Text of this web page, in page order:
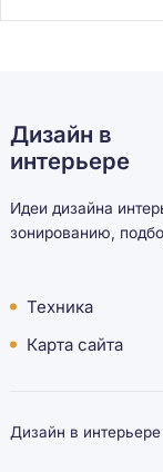
Дизайн в
интерьере
Идеи дизайна
зонированию,
Техника
Карта сайта
Дизайн в